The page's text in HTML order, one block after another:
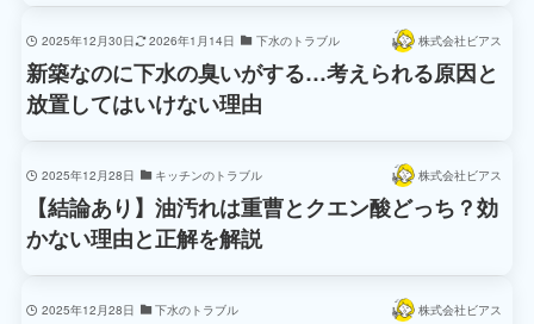
2025年12月30日 2026年1月14日 下水のトラブル 株式会社ビアス
新築なのに下水の臭いがする…考えられる原因と
放置してはいけない理由
2025年12月28日 キッチンのトラブル 株式会社ビアス
【結論あり】油汚れは重曹とクエン酸どっち？効
かない理由と正解を解説
2025年12月28日 下水のトラブル 株式会社ビアス